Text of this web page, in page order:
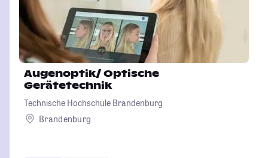
Augenoptik/ Optische
Gerätetechnik
Technische Hochschule Brandenburg
Brandenburg